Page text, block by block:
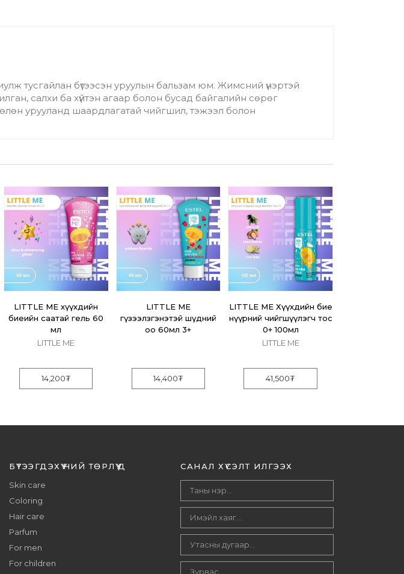
тусгайлан бүтээсэн уруулын бальзам юм. Жимсний үнэртэй
салхи ба хүйтэн агаар болон бусад байгалийн сөрөг
урууланд шаардлагатай чийгшил, тэжээл болон
LITTLE ME
LITTLE ME хүүхдийн
биеийн саатай гель 60
мл
14,200₮
LITTLE ME
гүзээлзгэнэтэй шүдний
оо 60мл 3+
14,400₮
LITTLE ME
LITTLE ME Хүүхдийн бие
нүүрний чийгшүүлэгч тос
0+ 100мл
41,500₮
БҮТЭЭГДЭХҮҮНИЙ ТӨРЛҮҮД
Skin care
Coloring
Hair care
Parfum
For men
For children
САНАЛ ХҮСЭЛТ ИЛГЭЭХ